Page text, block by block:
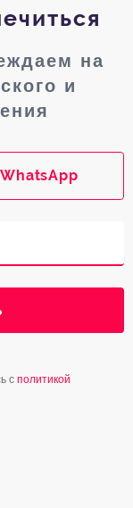
на
и
WhatsApp
с политикой